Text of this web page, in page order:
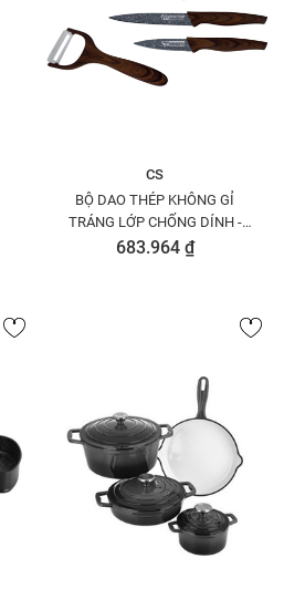
CS
BỘ DAO THÉP KHÔNG GỈ
TRÁNG LỚP CHỐNG DÍNH -
064631
683.964 ₫